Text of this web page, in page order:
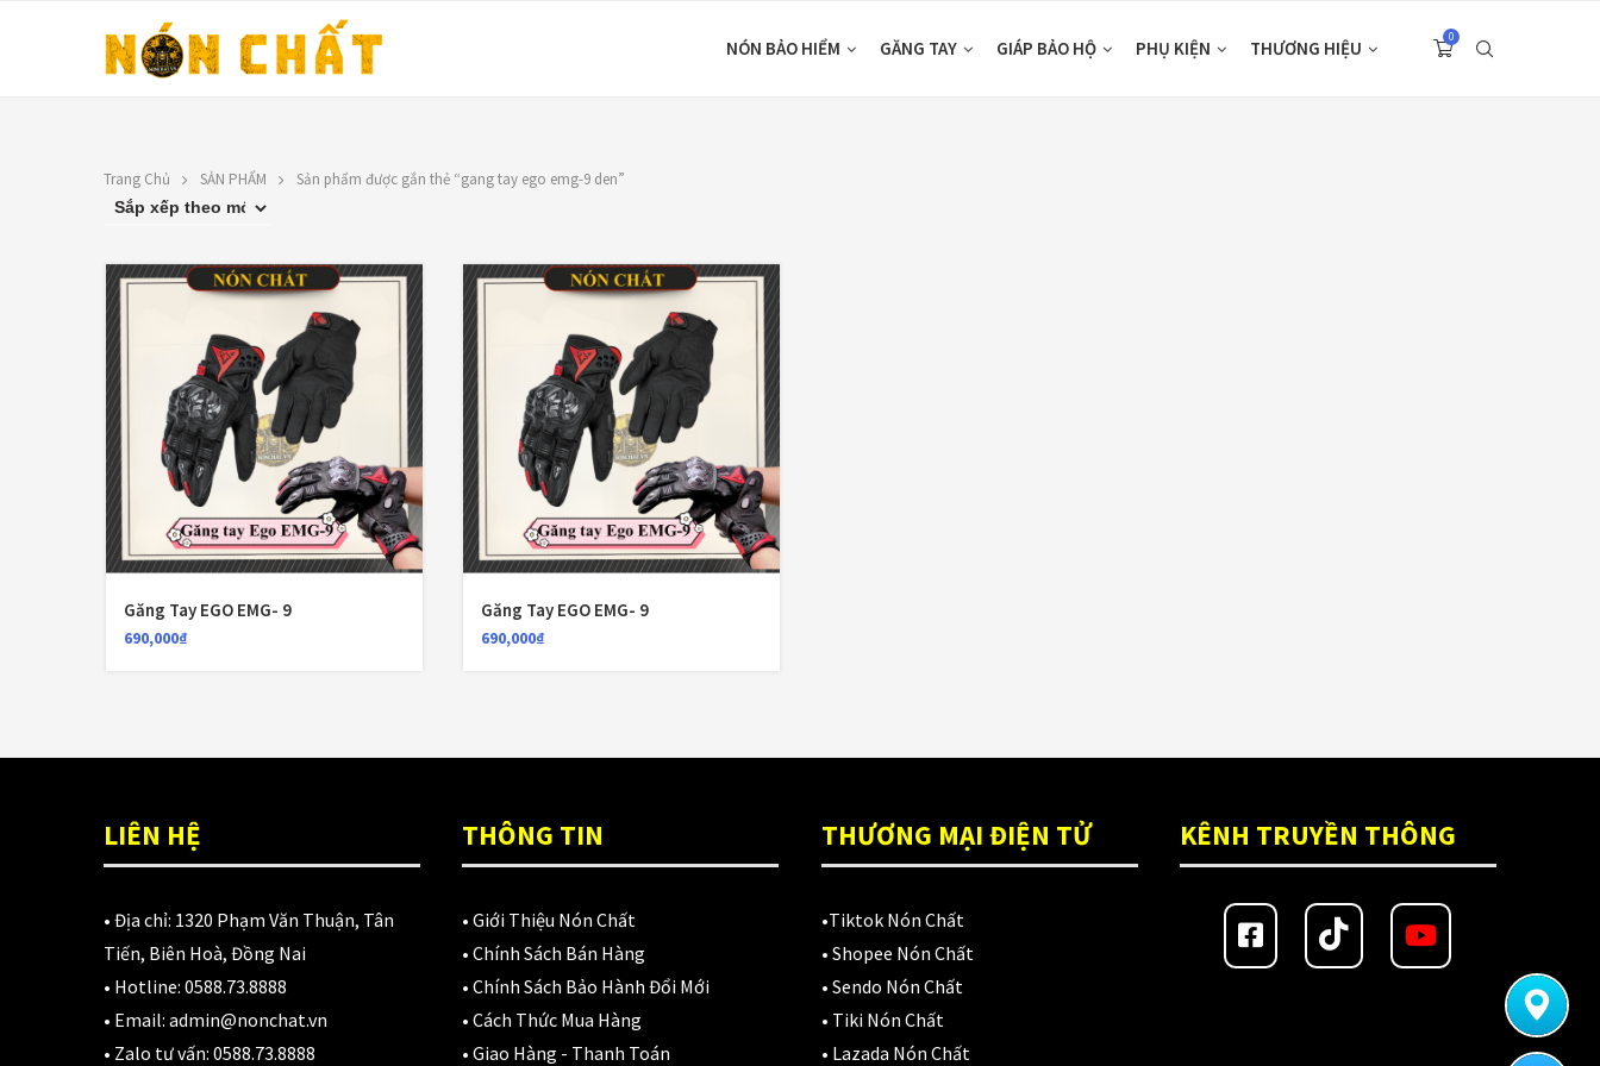
NÓN BẢO HIỂM GĂNG TAY GIÁP BẢO HỘ PHỤ KIỆN THƯƠNG HIỆU
0
LIÊN HỆ
Địa chỉ: 1330 Phạm Văn Thuận,
Tân Tiến, Biên Hòa, ĐN.
SĐT: 0588.73.8888
Email: nonchatbh@gmail.com
Nón Yohe 981
tem bảy màu
Nón KYT Venom
đen nhám
1,800,000
₫
1,650,000
₫
Balo chống
nước Motowolf
750,000
Áo Giáp
Áo mưa
ÁO QUẦN GIÁP
Balo - Túi đeo
BULLDOG
Dưỡng sên
Đệm lót yên xe
(28)
(50)
Giáp tay chân (1)
(8)
Trang Chủ SẢN PHẨM Sản phẩm được gắn thẻ “gang tay ego emg-9 den”
Găng Tay EGO EMG- 9
690,000₫
Găng Tay EGO EMG- 9
690,000₫
LIÊN HỆ
• Địa chỉ: 1320 Phạm Văn Thuận, Tân
Tiến, Biên Hoà, Đồng Nai
• Hotline: 0588.73.8888
• Email: admin@nonchat.vn
• Zalo tư vấn: 0588.73.8888
THÔNG TIN
• Giới Thiệu Nón Chất
• Chính Sách Bán Hàng
• Chính Sách Bảo Hành Đổi Mới
• Cách Thức Mua Hàng
• Giao Hàng - Thanh Toán
THƯƠNG MẠI ĐIỆN TỬ
•Tiktok Nón Chất
• Shopee Nón Chất
• Sendo Nón Chất
• Tiki Nón Chất
• Lazada Nón Chất
KÊNH TRUYỀN THÔNG